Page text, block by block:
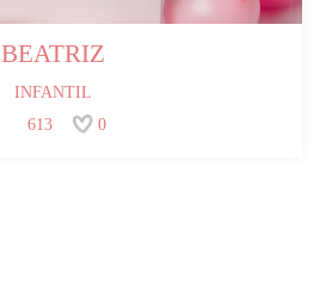
BEATRIZ
INFANTIL
613
0